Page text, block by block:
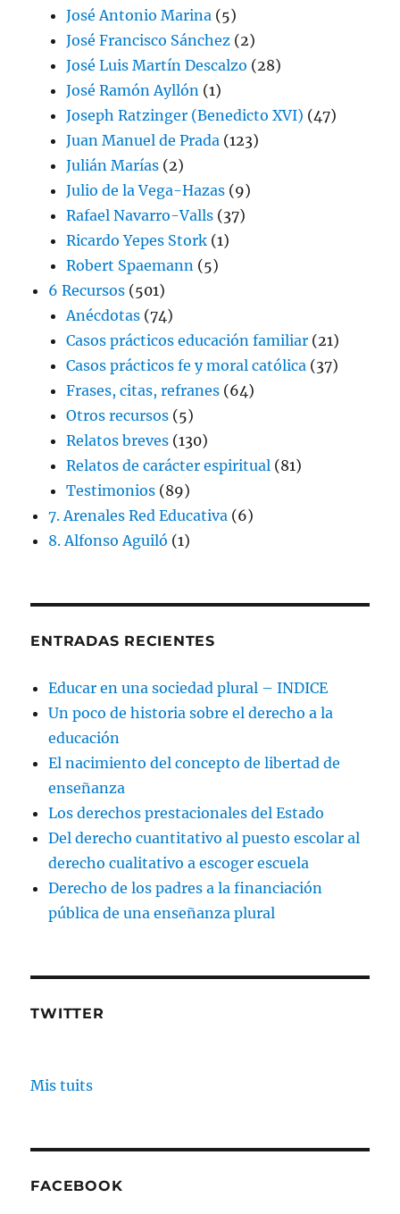
José Antonio Marina (5)
José Francisco Sánchez (2)
José Luis Martín Descalzo (28)
José Ramón Ayllón (1)
Joseph Ratzinger (Benedicto XVI) (47)
Juan Manuel de Prada (123)
Julián Marías (2)
Julio de la Vega-Hazas (9)
Rafael Navarro-Valls (37)
Ricardo Yepes Stork (1)
Robert Spaemann (5)
6 Recursos (501)
Anécdotas (74)
Casos prácticos educación familiar (21)
Casos prácticos fe y moral católica (37)
Frases, citas, refranes (64)
Otros recursos (5)
Relatos breves (130)
Relatos de carácter espiritual (81)
Testimonios (89)
7. Arenales Red Educativa (6)
8. Alfonso Aguiló (1)
ENTRADAS RECIENTES
Educar en una sociedad plural – INDICE
Un poco de historia sobre el derecho a la
educación
El nacimiento del concepto de libertad de
enseñanza
Los derechos prestacionales del Estado
Del derecho cuantitativo al puesto escolar al
derecho cualitativo a escoger escuela
Derecho de los padres a la financiación
pública de una enseñanza plural
TWITTER
Mis tuits
FACEBOOK